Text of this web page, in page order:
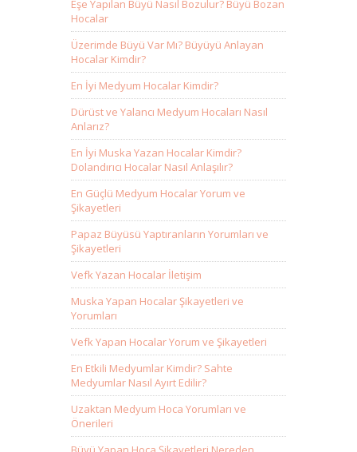
Eşe Yapılan Büyü Nasıl Bozulur? Büyü Bozan
Hocalar
Üzerimde Büyü Var Mı? Büyüyü Anlayan
Hocalar Kimdir?
En İyi Medyum Hocalar Kimdir?
Dürüst ve Yalancı Medyum Hocaları Nasıl
Anlarız?
En İyi Muska Yazan Hocalar Kimdir?
Dolandırıcı Hocalar Nasıl Anlaşılır?
En Güçlü Medyum Hocalar Yorum ve
Şikayetleri
Papaz Büyüsü Yaptıranların Yorumları ve
Şikayetleri
Vefk Yazan Hocalar İletişim
Muska Yapan Hocalar Şikayetleri ve
Yorumları
Vefk Yapan Hocalar Yorum ve Şikayetleri
En Etkili Medyumlar Kimdir? Sahte
Medyumlar Nasıl Ayırt Edilir?
Uzaktan Medyum Hoca Yorumları ve
Önerileri